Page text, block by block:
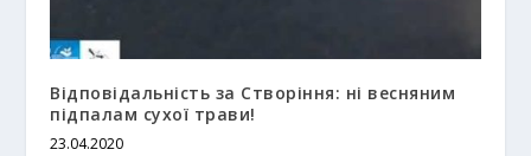
Відповідальність за Створіння: ні весняним
підпалам сухої трави!
23.04.2020